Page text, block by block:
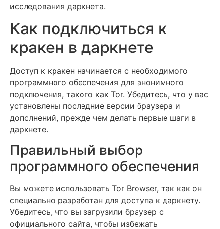
исследования даркнета.
Как подключиться к
кракен в даркнете
Доступ к кракен начинается с необходимого
программного обеспечения для анонимного
подключения, такого как Tor. Убедитесь, что у вас
установлены последние версии браузера и
дополнений, прежде чем делать первые шаги в
даркнете.
Правильный выбор
программного обеспечения
Вы можете использовать Tor Browser, так как он
специально разработан для доступа к даркнету.
Убедитесь, что вы загрузили браузер с
официального сайта, чтобы избежать